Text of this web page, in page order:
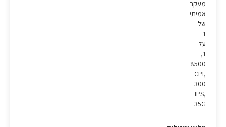
מעקב
אמיתי
של
1
על
1,
8500
CPI,
300
IPS,
35G